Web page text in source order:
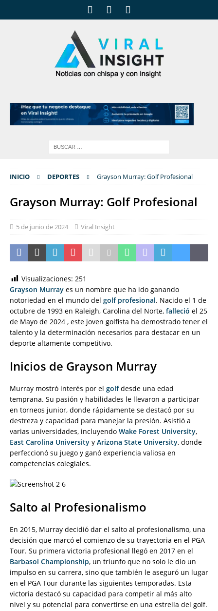
INICIO DEPORTES Grayson Murray: Golf Profesional
Grayson Murray: Golf Profesional
5 de junio de 2024 Viral Insight
Visualizaciones: 251
Grayson Murray es un nombre que ha ido ganando
notoriedad en el mundo del golf profesional. Nacido el 1 de
octubre de 1993 en Raleigh, Carolina del Norte, falleció el 25
de Mayo de 2024 , este joven golfista ha demostrado tener el
talento y la determinación necesarios para destacar en un
deporte altamente competitivo.
Inicios de Grayson Murray
Murray mostró interés por el golfdesde una edad
temprana. Su pasión y habilidades le llevaron a participar
en torneos junior, donde rápidamente se destacó por su
destreza y capacidad para manejar la presión. Asistió a
varias universidades, incluyendo Wake Forest University,
East Carolina University y Arizona State University, donde
perfeccionó su juego y ganó experiencia valiosa en
competencias colegiales.
Salto al Profesionalismo
En 2015, Murray decidió dar el salto al profesionalismo, una
decisión que marcó el comienzo de su trayectoria en el PGA
Tour. Su primera victoria profesional llegó en 2017 en el
Barbasol Championship, un triunfo que no solo le dio un
impulso en su carrera, sino que también le aseguró un lugar
en el PGA Tour durante las siguientes temporadas. Esta
victoria destacó su capacidad para competir al más alto
nivel y su potencial para convertirse en una estrella del golf.